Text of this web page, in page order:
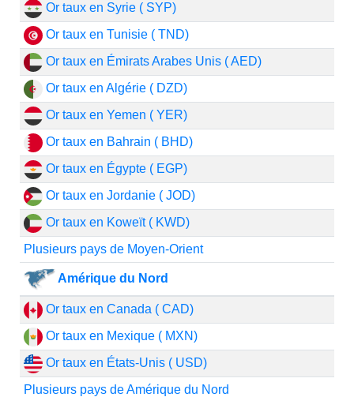
Or taux en Syrie ( SYP)
Or taux en Tunisie ( TND)
Or taux en Émirats Arabes Unis ( AED)
Or taux en Algérie ( DZD)
Or taux en Yemen ( YER)
Or taux en Bahrain ( BHD)
Or taux en Égypte ( EGP)
Or taux en Jordanie ( JOD)
Or taux en Koweït ( KWD)
Plusieurs pays de Moyen-Orient
Amérique du Nord
Or taux en Canada ( CAD)
Or taux en Mexique ( MXN)
Or taux en États-Unis ( USD)
Plusieurs pays de Amérique du Nord